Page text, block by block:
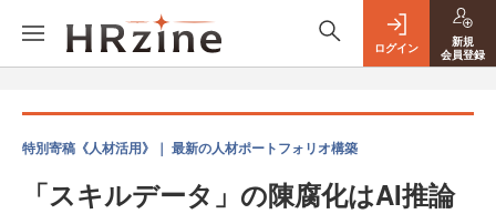
ログイン
新規
会員登録
特別寄稿《人材活用》｜ 最新の人材ポートフォリオ構築
「スキルデータ」の陳腐化はAI推論